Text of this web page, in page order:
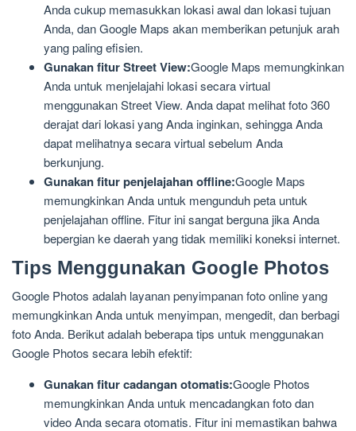
Anda cukup memasukkan lokasi awal dan lokasi tujuan
Anda, dan Google Maps akan memberikan petunjuk arah
yang paling efisien.
Gunakan fitur Street View:Google Maps memungkinkan
Anda untuk menjelajahi lokasi secara virtual
menggunakan Street View. Anda dapat melihat foto 360
derajat dari lokasi yang Anda inginkan, sehingga Anda
dapat melihatnya secara virtual sebelum Anda
berkunjung.
Gunakan fitur penjelajahan offline:Google Maps
memungkinkan Anda untuk mengunduh peta untuk
penjelajahan offline. Fitur ini sangat berguna jika Anda
bepergian ke daerah yang tidak memiliki koneksi internet.
Tips Menggunakan Google Photos
Google Photos adalah layanan penyimpanan foto online yang
memungkinkan Anda untuk menyimpan, mengedit, dan berbagi
foto Anda. Berikut adalah beberapa tips untuk menggunakan
Google Photos secara lebih efektif:
Gunakan fitur cadangan otomatis:Google Photos
memungkinkan Anda untuk mencadangkan foto dan
video Anda secara otomatis. Fitur ini memastikan bahwa